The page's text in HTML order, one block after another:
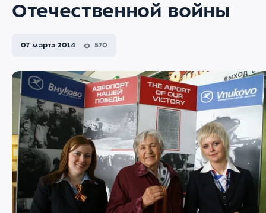
Отечественной войны
07 марта 2014 570